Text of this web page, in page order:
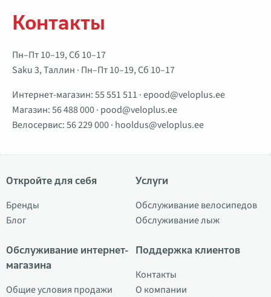
Контакты
Пн–Пт 10–19, Сб 10–17
Saku 3, Таллин · Пн–Пт 10–19, Сб 10–17
Интернет-магазин:55 551 511 ·epood@veloplus.ee
Магазин:56 488 000· pood@veloplus.ee
Велосервис:56 229 000· hooldus@veloplus.ee
Откройте для себя
Бренды
Блог
Обслуживание интернет-
магазина
Общие условия продажи
Услуги
Обслуживание велосипедов
Обслуживание лыж
Поддержка клиентов
Контакты
О компании